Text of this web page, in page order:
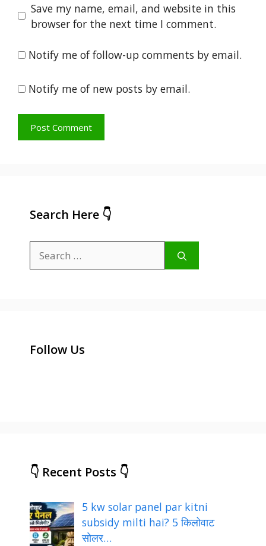
Save my name, email, and website in this
browser for the next time I comment.
Notify me of follow-up comments by email.
Notify me of new posts by email.
Search Here 👇
Search
for:
Follow Us
👇 Recent Posts 👇
5 kw solar panel par kitni
subsidy milti hai? 5 किलोवाट
सोलर…